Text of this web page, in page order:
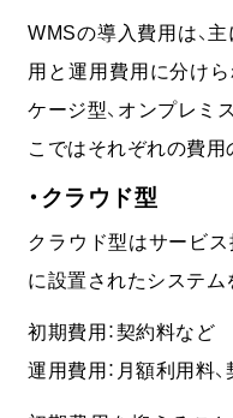
WMSの導入費用は、
用と運用費用に分けら
ケージ型、オンプレミ
こではそれぞれの費用
・クラウド型
クラウド型はサービ
に設置されたシステム
初期費用：契約料など
運用費用：月額利用料